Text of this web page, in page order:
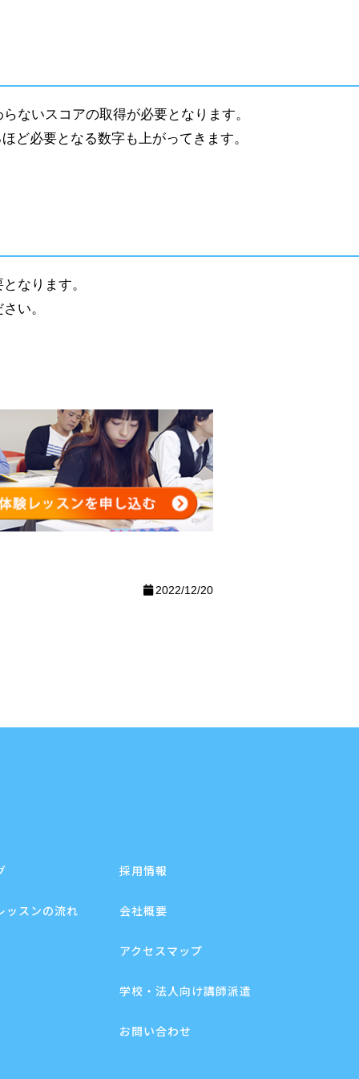
ないスコアの取得が必要となります。
ど必要となる数字も上がってきます。
なります。
い。
2022/12/20
ッスンの流れ
採用情報
会社概要
アクセスマップ
学校・法人向け講師派遣
お問い合わせ